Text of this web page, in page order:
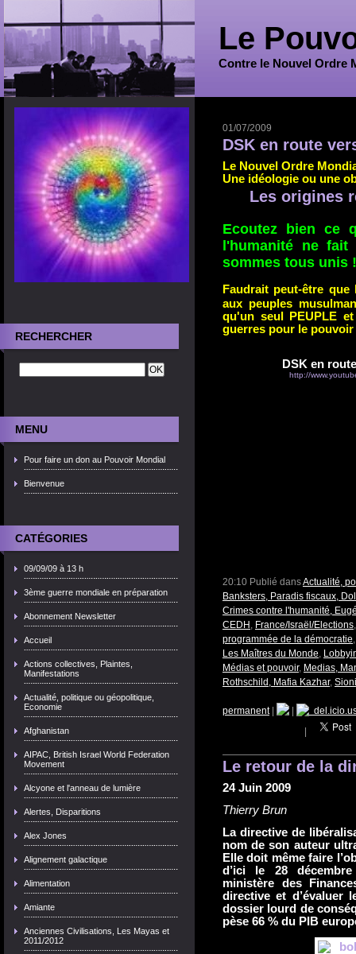
Le
Contre le Nouvel Ordre
RECHERCHER
MENU
Pour faire un don au Pouvoir Mondial
Bienvenue
CATÉGORIES
09/09/09 à 13 h
3ème guerre mondiale en préparation
Abonnement Newsletter
Accueil
Actions collectives, Plaintes,
Manifestations
Actualité, politique ou géopolitique,
Economie
Afghanistan
AIPAC, British Israel World Federation
Movement
Alcyone et l'anneau de lumière
Alertes, Disparitions
Alex Jones
Alignement galactique
Alimentation
Amiante
Anciennes Civilisations, Les Mayas et
2011/2012
01/07/2009
DSK en route
Le Nouvel Ordre
Une idéologie ou une
Les origines
Ecoutez bien ce
l'humanité ne
sommes tous unis !
Faudrait peut-être
aux peuples
qu'un seul PEUPLE
guerres pour le
DSK en
http://
20:10 Publié dansActualité,
Banksters, Paradis fiscaux,
Crimes contre l'humanité,
CEDH , France/Israël/Elections
programmée de la démocratie
Les Maîtres du Monde,
Médias et pouvoir, Medias,
Rothschild, Mafia Kazhar,
permanent|
Le retour de la
24 Juin 2009
Thierry Brun
La directive de
nom de son auteur
Elle doit même faire
d’ici le 28
ministère des
directive et d’évaluer
dossier lourd de
pèse 66 % du PIB